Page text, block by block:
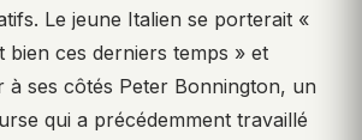
Le jeune Italien se porterait «
bien ces derniers temps » et
à ses côtés Peter Bonnington, un
qui a précédemment travaillé